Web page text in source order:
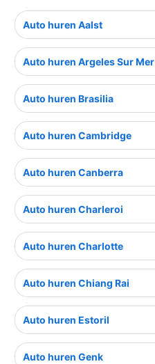
Auto huren Aalst
Auto huren Argeles Sur Mer
Auto huren Brasilia
Auto huren Cambridge
Auto huren Canberra
Auto huren Charleroi
Auto huren Charlotte
Auto huren Chiang Rai
Auto huren Estoril
Auto huren Genk